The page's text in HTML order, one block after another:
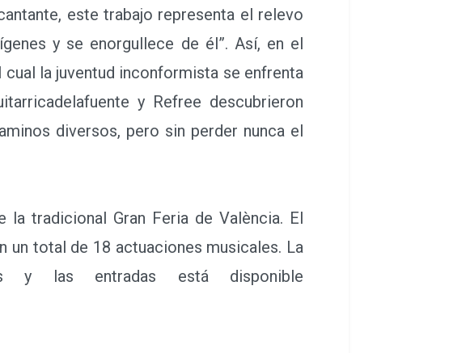
este trabajo representa el relevo
y se enorgullece de él”. Así, en el
la juventud inconformista se enfrenta
y Refree descubrieron
diversos, pero sin perder nunca el
tradicional Gran Feria de València. El
total de 18 actuaciones musicales. La
y las entradas está disponible